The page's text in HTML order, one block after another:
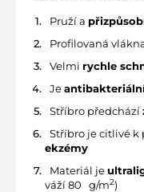
Pruží a
Profilovaná
Velmi rychle
Je
Stříbro předchází
Stříbro je citlivé k
ekzémy
Materiál je
váží 80
g/m2)